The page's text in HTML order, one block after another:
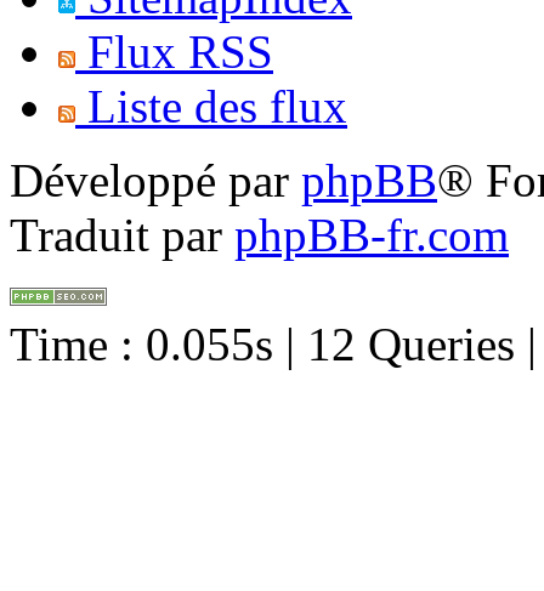
Flux RSS
Liste des flux
Développé par phpBB®
Traduit par phpBB-fr.com
Time : 0.055s | 12 Queries